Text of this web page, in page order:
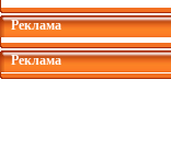
Реклама
Реклама